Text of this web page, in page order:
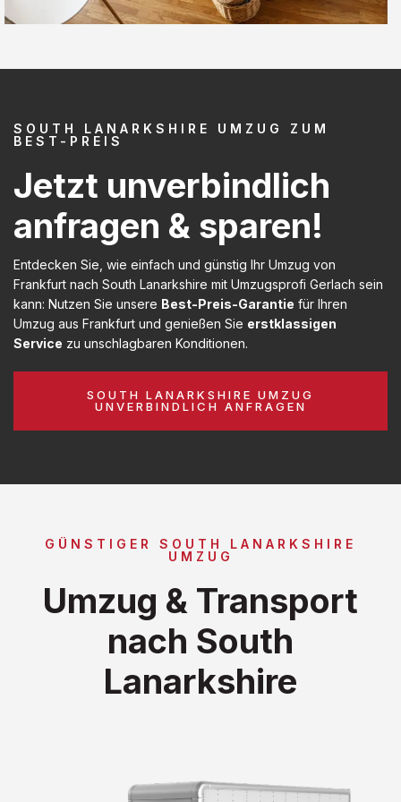
SOUTH LANARKSHIRE UMZUG ZUM
BEST-PREIS
Jetzt unverbindlich
anfragen & sparen!
Entdecken Sie, wie einfach und günstig Ihr Umzug von
Frankfurt nach South Lanarkshire mit Umzugsprofi Gerlach sein
kann: Nutzen Sie unsere Best-Preis-Garantie für Ihren
Umzug aus Frankfurt und genießen Sie erstklassigen
Service zu unschlagbaren Konditionen.
SOUTH LANARKSHIRE UMZUG
UNVERBINDLICH ANFRAGEN
GÜNSTIGER SOUTH LANARKSHIRE
UMZUG
Umzug & Transport
nach South
Lanarkshire